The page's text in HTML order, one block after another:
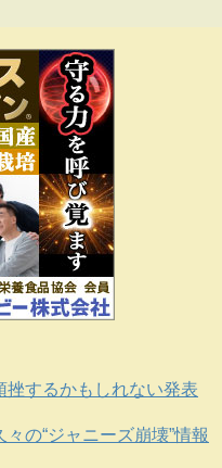
するかもしれない発表
の“ジャニーズ崩壊”情報